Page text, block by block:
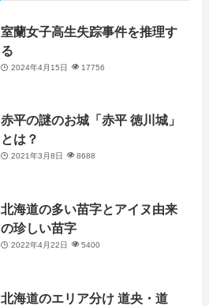
室蘭女子高生失踪事件を推理す
る
2024年4月15日 17756
赤平の謎のお城「赤平 徳川城」
とは？
2021年3月8日 8688
北海道の多い苗字とアイヌ由来
の珍しい苗字
2022年4月22日 5400
北海道のエリア分け 道央・道